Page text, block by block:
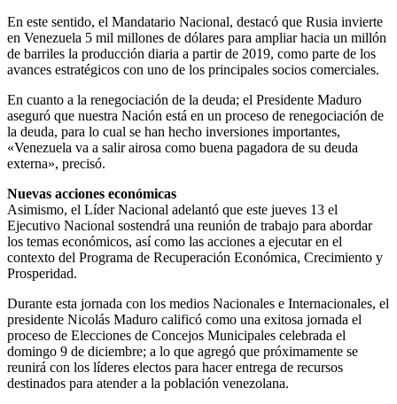
En este sentido, el Mandatario Nacional, destacó que Rusia invierte
en Venezuela 5 mil millones de dólares para ampliar hacia un millón
de barriles la producción diaria a partir de 2019, como parte de los
avances estratégicos con uno de los principales socios comerciales.
En cuanto a la renegociación de la deuda; el Presidente Maduro
aseguró que nuestra Nación está en un proceso de renegociación de
la deuda, para lo cual se han hecho inversiones importantes,
«Venezuela va a salir airosa como buena pagadora de su deuda
externa», precisó.
Nuevas acciones económicas
Asimismo, el Líder Nacional adelantó que este jueves 13 el
Ejecutivo Nacional sostendrá una reunión de trabajo para abordar
los temas económicos, así como las acciones a ejecutar en el
contexto del Programa de Recuperación Económica, Crecimiento y
Prosperidad.
Durante esta jornada con los medios Nacionales e Internacionales, el
presidente Nicolás Maduro calificó como una exitosa jornada el
proceso de Elecciones de Concejos Municipales celebrada el
domingo 9 de diciembre; a lo que agregó que próximamente se
reunirá con los líderes electos para hacer entrega de recursos
destinados para atender a la población venezolana.